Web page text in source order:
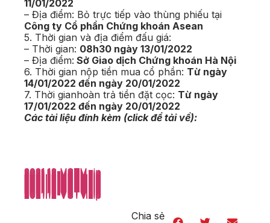
11/01/2022
– Địa điểm: Bỏ trực tiếp vào thùng phiếu tại
Công ty Cổ phần Chứng khoán Asean
5. Thời gian và địa điểm đấu giá:
– Thời gian: 08h30 ngày 13/01/2022
– Địa điểm: Sở Giao dịch Chứng khoán Hà Nội
6. Thời gian nộp tiền mua cổ phần: Từ ngày
14/01/2022 đến ngày 20/01/2022
7. Thời gianhoàn trả tiền đặt cọc: Từ ngày
17/01/2022 đến ngày 20/01/2022
Các tài liệu đính kèm (click để tải về):
2021.12-VSTV.zip
2021.12-VSTV.zip
2021.12-VSTV.zip
2021.12-VSTV.zip
2021.12-VSTV.zip
2021.12-VSTV.zip
2021.12-VSTV.zip
2021.12-VSTV.zip
2021.12-VSTV.zip
2021.12-VSTV.zip
2021.12-VSTV.zip
2021.12-VSTV.zip
2021.12-VSTV.zip
2021.12-VSTV.zip
2021.12-VSTV.zip
2021.12-VSTV.zip
2021.12-VSTV.zip
2021.12-VSTV.zip
2021.12-VSTV.zip
2021.12-VSTV.zip
2021.12-VSTV.zip
2021.12-VSTV.zip
2021.12-VSTV.zip
Chia sẻ